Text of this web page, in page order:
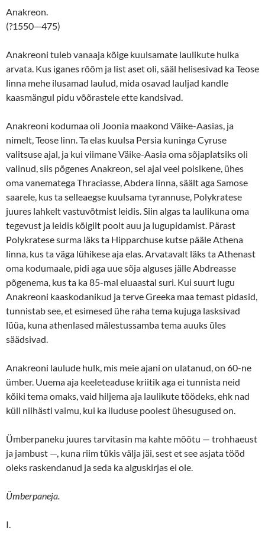
Anakreon.
(?1550—475)
Anakreoni tuleb vanaaja kõige kuulsamate laulikute hulka
arvata. Kus iganes rõõm ja list aset oli, sääl helisesivad ka Teose
linna mehe ilusamad laulud, mida osavad lauljad kandle
kaasmängul pidu võõrastele ette kandsivad.
Anakreoni kodumaa oli Joonia maakond Väike-Aasias, ja
nimelt, Teose linn. Ta elas kuulsa Persia kuninga Cyruse
valitsuse ajal, ja kui viimane Väike-Aasia oma sõjaplatsiks oli
valinud, siis põgenes Anakreon, sel ajal veel poisikene, ühes
oma vanematega Thraciasse, Abdera linna, säält aga Samose
saarele, kus ta selleaegse kuulsama tyrannuse, Polykratese
juures lahkelt vastuvõtmist leidis. Siin algas ta laulikuna oma
tegevust ja leidis kõigilt poolt auu ja lugupidamist. Pärast
Polykratese surma läks ta Hipparchuse kutse pääle Athena
linna, kus ta väga lühikese aja elas. Arvatavalt läks ta Athenast
oma kodumaale, pidi aga uue sõja alguses jälle Abdreasse
põgenema, kus ta ka 85-mal eluaastal suri. Kui suurt lugu
Anakreoni kaaskodanikud ja terve Greeka maa temast pidasid,
tunnistab see, et esimesed ühe raha tema kujuga lasksivad
lüüa, kuna athenlased mälestussamba tema auuks üles
säädsivad.
Anakreoni laulude hulk, mis meie ajani on ulatanud, on 60-ne
ümber. Uuema aja keeleteaduse kriitik aga ei tunnista neid
kõiki tema omaks, vaid hiljema aja laulikute töödeks, ehk nad
küll niihästi vaimu, kui ka iluduse poolest ühesugused on.
Ümberpaneku juures tarvitasin ma kahte mõõtu — trohhaeust
ja jambust —, kuna riim tükis välja jäi, sest et see asjata tööd
oleks raskendanud ja seda ka alguskirjas ei ole.
Ümberpaneja.
I.